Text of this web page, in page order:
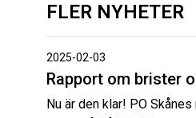
FLER NYHETER
2025-02-03
Rapport om brister
Nu är den klar! PO